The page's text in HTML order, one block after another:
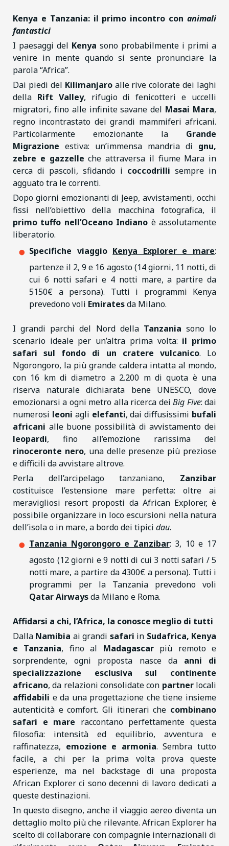
Kenya e Tanzania: il primo incontro con animali
fantastici
I paesaggi del Kenya sono probabilmente i primi a
venire in mente quando si sente pronunciare la
parola “Africa”.
Dai piedi del Kilimanjaro alle rive colorate dei laghi
della Rift Valley, rifugio di fenicotteri e uccelli
migratori, fino alle infinite savane del Masai Mara,
regno incontrastato dei grandi mammiferi africani.
Particolarmente emozionante la Grande
Migrazione estiva: un’immensa mandria di gnu,
zebre e gazzelle che attraversa il fiume Mara in
cerca di pascoli, sfidando i coccodrilli sempre in
agguato tra le correnti.
Dopo giorni emozionanti di Jeep, avvistamenti, occhi
fissi nell’obiettivo della macchina fotografica, il
primo tuffo nell’Oceano Indiano è assolutamente
liberatorio.
Specifiche viaggio Kenya Explorer e mare:
partenze il 2, 9 e 16 agosto (14 giorni, 11 notti, di
cui 6 notti safari e 4 notti mare, a partire da
5150€ a persona). Tutti i programmi Kenya
prevedono voli Emiratesda Milano.
I grandi parchi del Nord della Tanzania sono lo
scenario ideale per un’altra prima volta: il primo
safari sul fondo di un cratere vulcanico. Lo
Ngorongoro, la più grande caldera intatta al mondo,
con 16 km di diametro a 2.200 m di quota è una
riserva naturale dichiarata bene UNESCO, dove
emozionarsi a ogni metro alla ricerca deiBig Five: dai
numerosi leoni agli elefanti, dai diffusissimi bufali
africani alle buone possibilità di avvistamento dei
leopardi, fino all’emozione rarissima del
rinoceronte nero, una delle presenze più preziose
e difficili da avvistare altrove.
Perla dell’arcipelago tanzaniano, Zanzibar
costituisce l’estensione mare perfetta: oltre ai
meravigliosi resort proposti da African Explorer, è
possibile organizzare in loco escursioni nella natura
dell’isola o in mare, a bordo dei tipici dau.
Tanzania Ngorongoro e Zanzibar: 3, 10 e 17
agosto (12 giorni e 9 notti di cui 3 notti safari / 5
notti mare, a partire da 4300€ a persona). Tutti i
programmi per la Tanzania prevedono voli
Qatar Airwaysda Milano e Roma.
Affidarsi a chi, l’Africa, la conosce meglio di tutti
Dalla Namibia ai grandi safari in Sudafrica, Kenya
e Tanzania, fino al Madagascarpiù remoto e
sorprendente, ogni proposta nasce da anni di
specializzazione esclusiva sul continente
africano, da relazioni consolidate con partnerlocali
affidabili e da una progettazione che tiene insieme
autenticità e comfort. Gli itinerari che combinano
safari e mare raccontano perfettamente questa
filosofia: intensità ed equilibrio, avventura e
raffinatezza, emozione e armonia. Sembra tutto
facile, a chi per la prima volta prova queste
esperienze, ma nel backstage di una proposta
African Explorer ci sono decenni di lavoro dedicati a
queste destinazioni.
In questo disegno, anche il viaggio aereo diventa un
dettaglio molto più che rilevante. African Explorer ha
scelto di collaborare con compagnie internazionali di